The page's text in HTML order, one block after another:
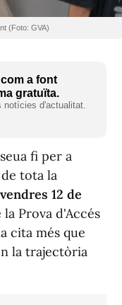
(Foto: GVA)
com a font
gratuïta.
notícies d'actualitat.
fi per a
tota la
12 de
la Prova d'Accés
cita més que
la trajectòria